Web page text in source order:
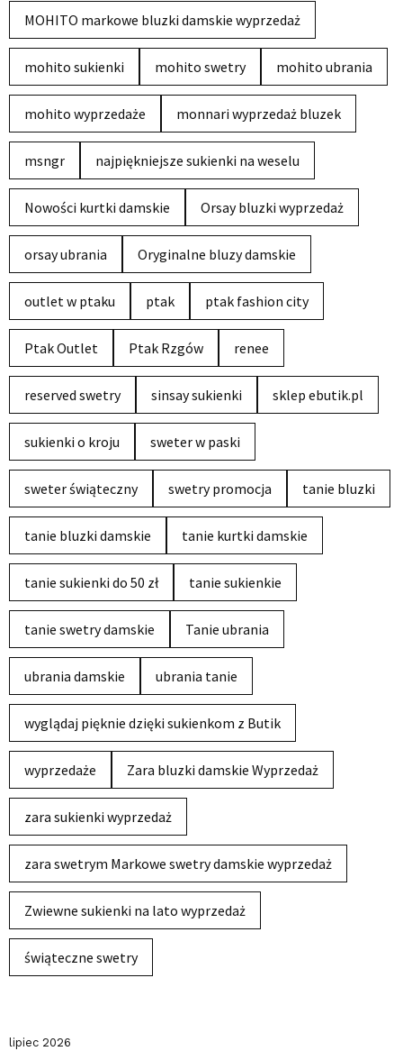
MOHITO markowe bluzki damskie wyprzedaż
mohito sukienki mohito swetry mohito ubrania
mohito wyprzedaże monnari wyprzedaż bluzek
msngr najpiękniejsze sukienki na weselu
Nowości kurtki damskie Orsay bluzki wyprzedaż
orsay ubrania Oryginalne bluzy damskie
outlet w ptaku ptak ptak fashion city
Ptak Outlet Ptak Rzgów renee
reserved swetry sinsay sukienki sklep ebutik.pl
sukienki o kroju sweter w paski
sweter świąteczny swetry promocja tanie bluzki
tanie bluzki damskie tanie kurtki damskie
tanie sukienki do 50 zł tanie sukienkie
tanie swetry damskie Tanie ubrania
ubrania damskie ubrania tanie
wyglądaj pięknie dzięki sukienkom z Butik
wyprzedaże Zara bluzki damskie Wyprzedaż
zara sukienki wyprzedaż
zara swetrym Markowe swetry damskie wyprzedaż
Zwiewne sukienki na lato wyprzedaż
świąteczne swetry
lipiec 2026